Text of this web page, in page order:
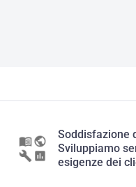
Soddisfazione
Sviluppiamo
esigenze dei